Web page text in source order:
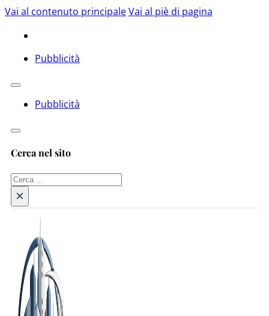
Vai al contenuto principaleVai al piè di pagina
Pubblicità
Pubblicità
Cerca nel sito
Cerca
×